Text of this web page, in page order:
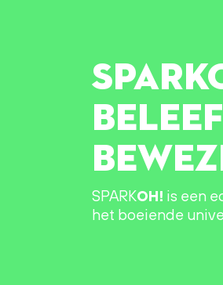
SPARK
SPARKOH! is een
het boeiende